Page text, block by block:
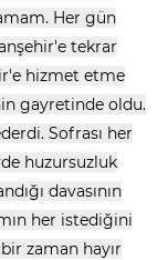
Her gün
tekrar
hizmet etme
gayretinde oldu.
Sofrası her
huzursuzluk
davasının
her istediğini
zaman hayır